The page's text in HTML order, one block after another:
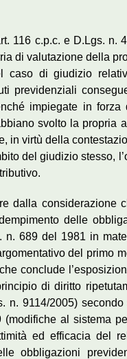
116 c.p.c. e D.Lgs. n.
di valutazione della
caso di giudizio
previdenziali
impiegate in forza
svolto la propria
in virtù della
del giudizio stesso,
dalla considerazione
delle
n. 689 del 1981 in
del primo
conclude
di diritto
n. 9114/2005) secondo
al sistema
ed efficacia del
obbligazioni